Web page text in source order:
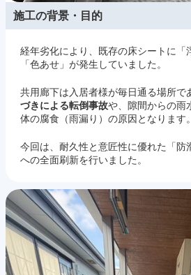
施工の背景・目的
経年劣化により、既存の床シートに「
「色あせ」が発生していました。
共用廊下は入居者様が毎日通る場所で
づきによる転倒事故や、隙間からの雨
体の腐食（雨漏り）の原因となります。
今回は、耐久性と意匠性に優れた「防
への全面刷新を行いました。